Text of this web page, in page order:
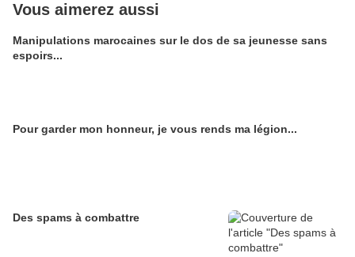
Vous aimerez aussi
Manipulations marocaines sur le dos de sa jeunesse sans
espoirs...
Pour garder mon honneur, je vous rends ma légion...
Des spams à combattre